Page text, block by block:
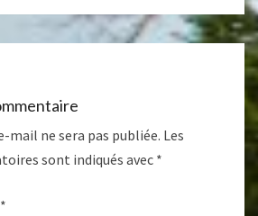
mail ne sera pas publiée. Les
sont indiqués avec *
*